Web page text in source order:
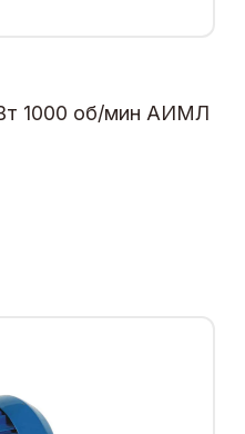
1000 об/мин АИМЛ